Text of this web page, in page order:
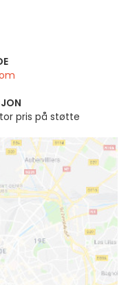
pris på støtte